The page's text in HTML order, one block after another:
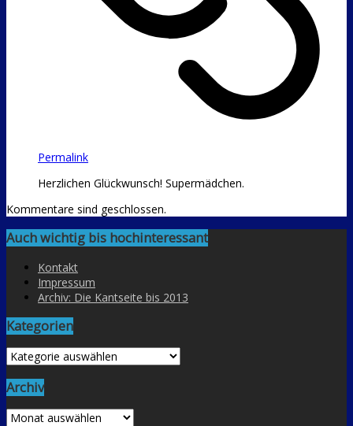
Permalink
Herzlichen Glückwunsch! Supermädchen.
Kommentare sind geschlossen.
Auch wichtig bis hochinteressant
Kontakt
Impressum
Archiv: Die Kantseite bis 2013
Kategorien
Kategorien
Archiv
Archiv